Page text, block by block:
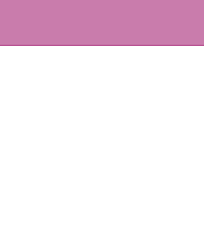
복지대학원